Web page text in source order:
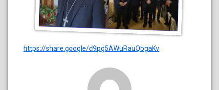
https://share.google/d9pg5AWuRauQbgaKv